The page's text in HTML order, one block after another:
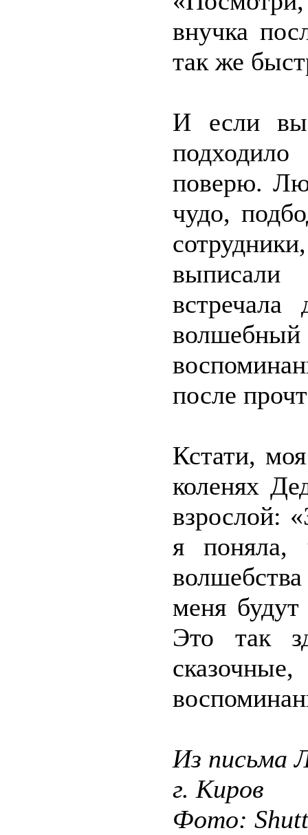
внучка
так же
И если вы
поверю.
чудо,
после
Кстати,
коленях
взрослой:
я
меня
Это так
Из письма
г. Киров
Фото: